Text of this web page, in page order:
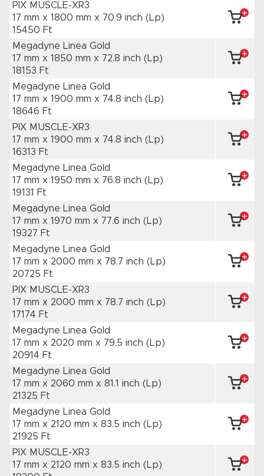
PIX MUSCLE-XR3
17 mm x 1800 mm x 70.9 inch (Lp)
15450 Ft
Megadyne Linea Gold
17 mm x 1850 mm x 72.8 inch (Lp)
18153 Ft
Megadyne Linea Gold
17 mm x 1900 mm x 74.8 inch (Lp)
18646 Ft
PIX MUSCLE-XR3
17 mm x 1900 mm x 74.8 inch (Lp)
16313 Ft
Megadyne Linea Gold
17 mm x 1950 mm x 76.8 inch (Lp)
19131 Ft
Megadyne Linea Gold
17 mm x 1970 mm x 77.6 inch (Lp)
19327 Ft
Megadyne Linea Gold
17 mm x 2000 mm x 78.7 inch (Lp)
20725 Ft
PIX MUSCLE-XR3
17 mm x 2000 mm x 78.7 inch (Lp)
17174 Ft
Megadyne Linea Gold
17 mm x 2020 mm x 79.5 inch (Lp)
20914 Ft
Megadyne Linea Gold
17 mm x 2060 mm x 81.1 inch (Lp)
21325 Ft
Megadyne Linea Gold
17 mm x 2120 mm x 83.5 inch (Lp)
21925 Ft
PIX MUSCLE-XR3
17 mm x 2120 mm x 83.5 inch (Lp)